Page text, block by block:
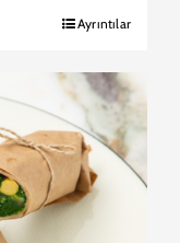
Ayrıntılar